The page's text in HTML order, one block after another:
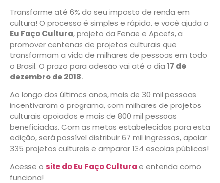
Transforme até 6% do seu imposto de renda em
cultura! O processo é simples e rápido, e você ajuda o
Eu Faço Cultura, projeto da Fenae e Apcefs,a
promover centenas de projetos culturais que
transformam a vida de milhares de pessoas em todo
o Brasil. O prazo para adesão vai até o dia 17 de
dezembro de 2018.
Ao longo dos últimos anos, mais de 30 mil pessoas
incentivaram o programa, com milhares de projetos
culturais apoiados e mais de 800 mil pessoas
beneficiadas. Com as metas estabelecidas para esta
edição, será possível distribuir 67 mil ingressos, apoiar
335 projetos culturais e amparar 134 escolas públicas!
Acesse o site do Eu Faço Cultura e entenda como
funciona!